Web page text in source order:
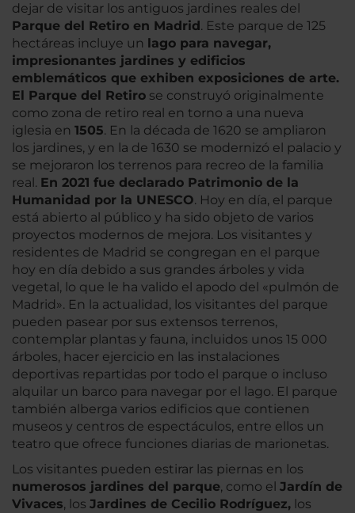
dejar de visitar los antiguos jardines reales del
Parque del Retiro en Madrid. Este parque de 125
hectáreas incluye un lago para navegar,
impresionantes jardines y edificios
emblemáticos que exhiben exposiciones de arte.
El Parque del Retiro se construyó originalmente
como zona de retiro real en torno a una nueva
iglesia en 1505. En la década de 1620 se ampliaron
los jardines, y en la de 1630 se modernizó el palacio y
se mejoraron los terrenos para recreo de la familia
real. En 2021 fue declarado Patrimonio de la
Humanidad por la UNESCO. Hoy en día, el parque
está abierto al público y ha sido objeto de varios
proyectos modernos de mejora. Los visitantes y
residentes de Madrid se congregan en el parque
hoy en día debido a sus grandes árboles y vida
vegetal, lo que le ha valido el apodo del «pulmón de
Madrid». En la actualidad, los visitantes del parque
pueden pasear por sus extensos terrenos,
contemplar plantas y fauna, incluidos unos 15 000
árboles, hacer ejercicio en las instalaciones
deportivas repartidas por todo el parque o incluso
alquilar un barco para navegar por el lago. El parque
también alberga varios edificios que contienen
museos y centros de espectáculos, entre ellos un
teatro que ofrece funciones diarias de marionetas.
Los visitantes pueden estirar las piernas en los
numerosos jardines del parque, como el Jardín de
Vivaces, los Jardines de Cecilio Rodríguez, los